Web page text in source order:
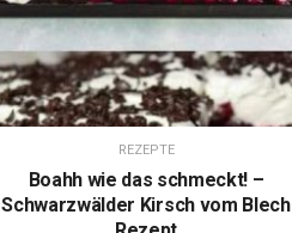
REZEPTE
Boahh wie das schmeckt! –
Schwarzwälder Kirsch vom Blech